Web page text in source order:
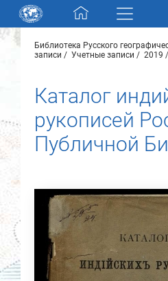
Skip navigation
Разделы и коллекции
Электронный каталог
Новости
О нас
Контакты
Партнеры
Библиотека Русского
записи
Учетные записи 2019
Каталог
рукописей
Публичной